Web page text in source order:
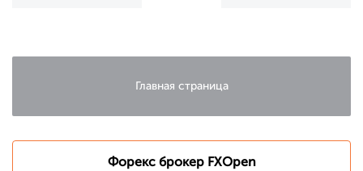
США
Главная страница
Форекс брокер FXOpen